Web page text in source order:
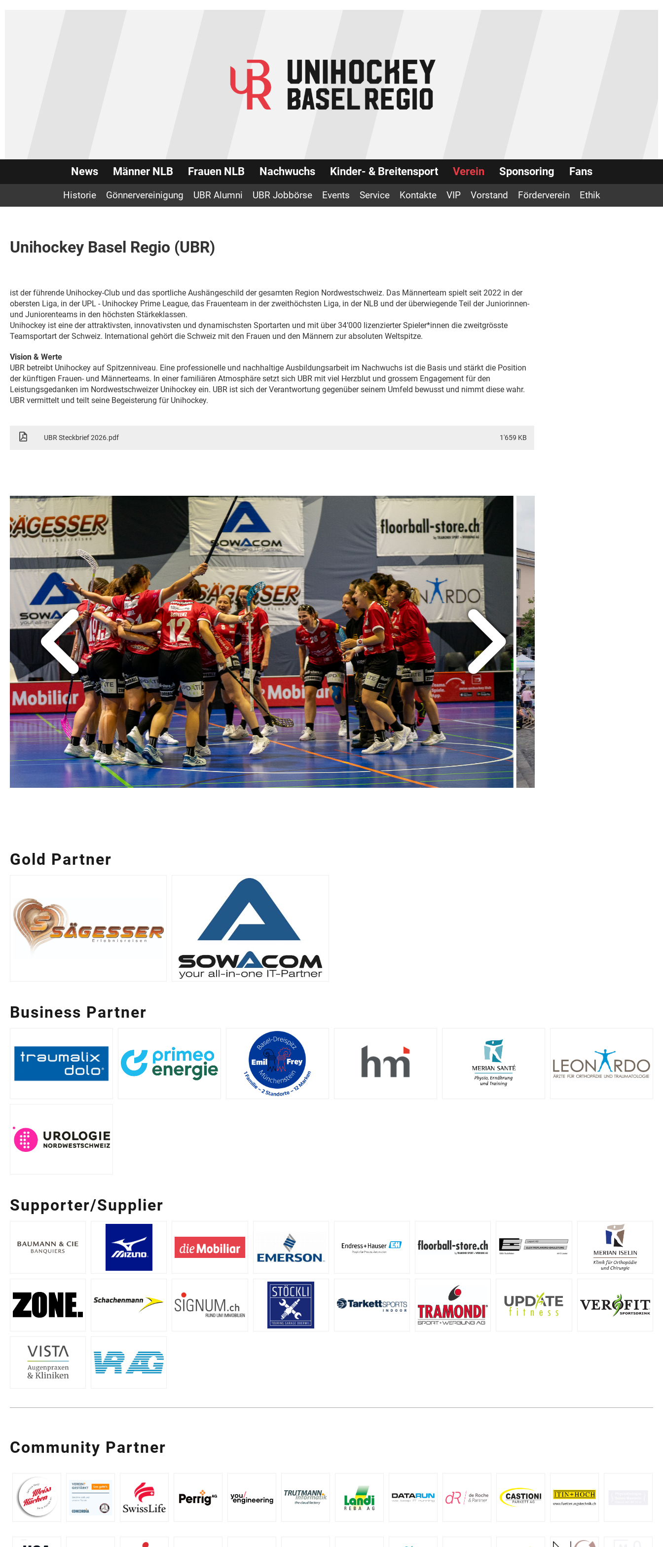
News Männer NLB Frauen NLB Nachwuchs Kinder- & Breitensport Verein Sponsoring Fans
Historie Gönnervereinigung UBR Alumni UBR Jobbörse Events Service Kontakte VIP Vorstand Förderverein Ethik
Unihockey Basel Regio (UBR)
ist der führende Unihockey-Club und das sportliche Aushängeschild der gesamten Region Nordwestschweiz. Das Männerteam spielt seit 2022 in der
obersten Liga, in der UPL - Unihockey Prime League, das Frauenteam in der zweithöchsten Liga, in der NLB und der überwiegende Teil der Juniorinnen-
und Juniorenteams in den höchsten Stärkeklassen.
Unihockey ist eine der attraktivsten, innovativsten und dynamischsten Sportarten und mit über 34’000 lizenzierter Spieler*innen die zweitgrösste
Teamsportart der Schweiz. International gehört die Schweiz mit den Frauen und den Männern zur absoluten Weltspitze.
Vision & Werte
UBR betreibt Unihockey auf Spitzenniveau. Eine professionelle und nachhaltige Ausbildungsarbeit im Nachwuchs ist die Basis und stärkt die Position
der künftigen Frauen- und Männerteams. In einer familiären Atmosphäre setzt sich UBR mit viel Herzblut und grossem Engagement für den
Leistungsgedanken im Nordwestschweizer Unihockey ein. UBR ist sich der Verantwortung gegenüber seinem Umfeld bewusst und nimmt diese wahr.
UBR vermittelt und teilt seine Begeisterung für Unihockey.
UBR Steckbrief 2026.pdf 1'659 KB
Gold Partner
Business Partner
Supporter/Supplier
Community Partner